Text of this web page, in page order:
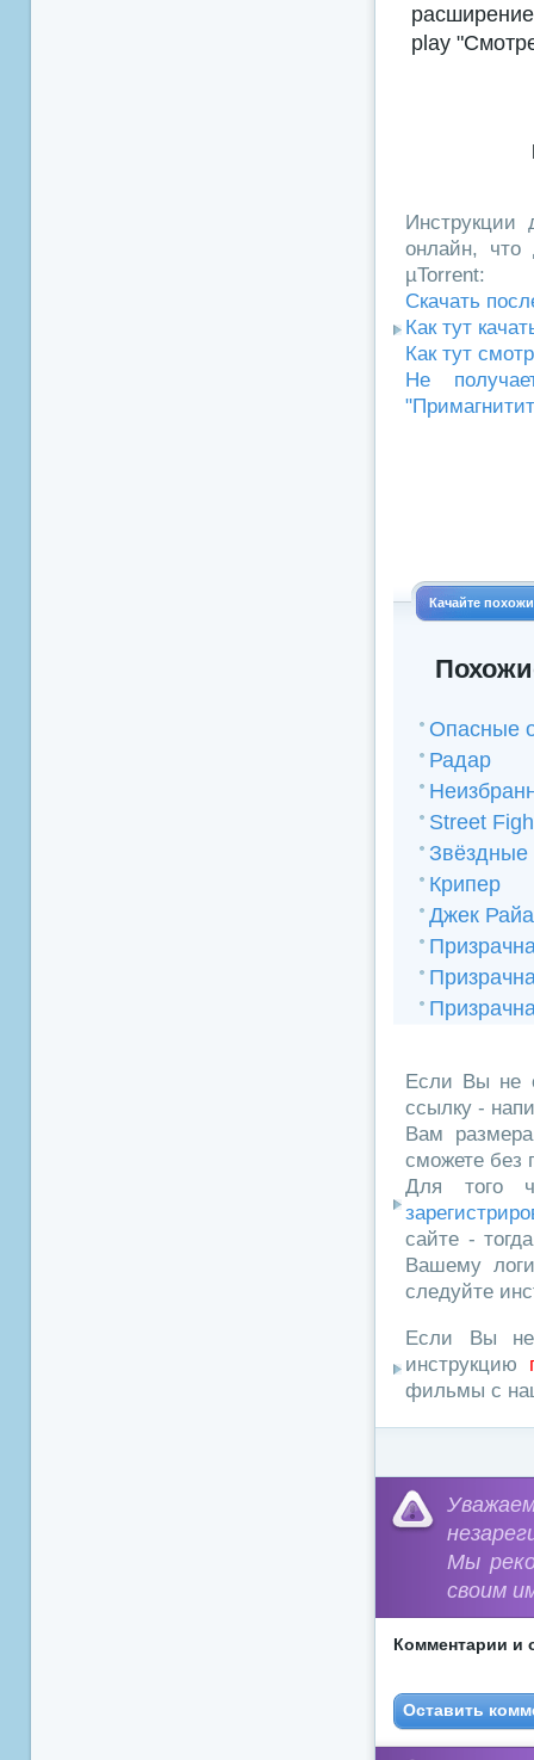
play
Инструкции
онлайн, что
µTorrent:
Скачать
Как тут
Как тут
Не
Качайте
Опасные
Радар
Street
Звёздные
Крипер
Джек
Если Вы не
ссылку -
Вам
сможете без
Для того
сайте -
Вашему
следуйте
Если Вы не
инструкцию
фильмы с
Мы
своим
Комментарии и
Оставить